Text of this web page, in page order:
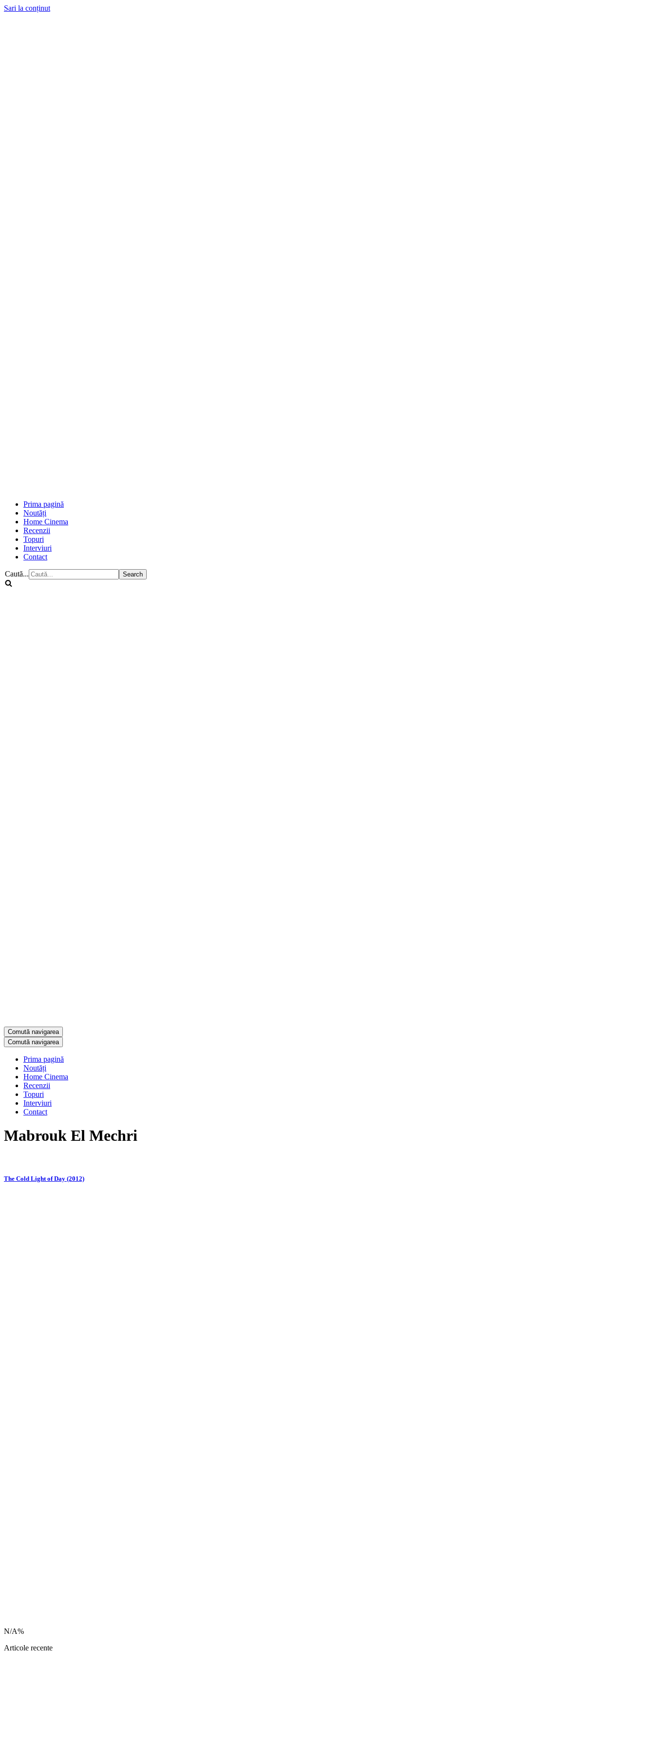
Sari la conținut
Prima pagină
Noutăți
Home Cinema
Recenzii
Topuri
Interviuri
Contact
Caută...
Comută navigarea
Comută navigarea
Prima pagină
Noutăți
Home Cinema
Recenzii
Topuri
Interviuri
Contact
Mabrouk El Mechri
The Cold Light of Day (2012)
N/A%
Articole recente